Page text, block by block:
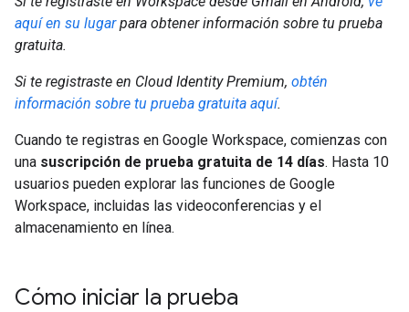
aquí en su lugarpara obtener información sobre tu prueba
gratuita.
Si te registraste en Cloud Identity Premium, obtén
información sobre tu prueba gratuita aquí.
Cuando te registras en Google Workspace, comienzas con
una suscripción de prueba gratuita de 14 días. Hasta 10
usuarios pueden explorar las funciones de Google
Workspace, incluidas las videoconferencias y el
almacenamiento en línea.
Cómo iniciar la prueba